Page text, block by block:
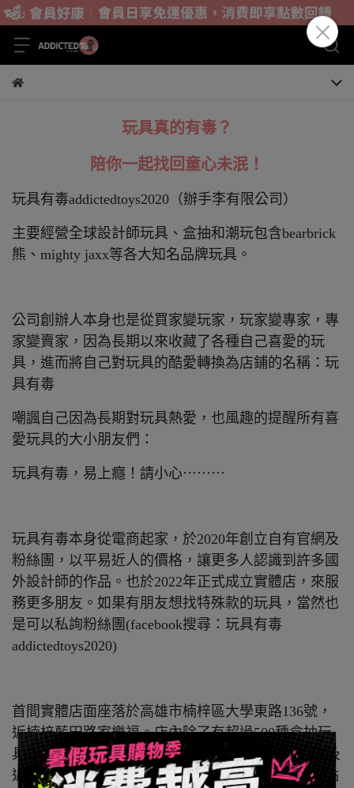
玩具真的有毒？
陪你一起找回童心未泯！
玩具有毒addictedtoys2020（辦手李有限公司）
主要經營全球設計師玩具、盒抽和潮玩包含bearbrick
熊、mighty jaxx等各大知名品牌玩具。
公司創辦人本身也是從買家變玩家，玩家變專家，專
家變賣家，因為長期以來收藏了各種自己喜愛的玩
具，進而將自己對玩具的酷愛轉換為店鋪的名稱：玩
具有毒
嘲諷自己因為長期對玩具熱愛，也風趣的提醒所有喜
愛玩具的大小朋友們：
玩具有毒，易上癮！請小心⋯⋯⋯
玩具有毒本身從電商起家，於2020年創立自有官網及
粉絲團，以平易近人的價格，讓更多人認識到許多國
外設計師的作品。也於2022年正式成立實體店，來服
務更多朋友。如果有朋友想找特殊款的玩具，當然也
是可以私詢粉絲團(facebook搜尋：玩具有毒
addictedtoys2020)
首間實體店面座落於高雄市楠梓區大學東路136號，
近楠梓藍田路家樂福。店內除了有超過500種盒抽玩
具外，還有許多國內外設計師作品包含mighty jaxx 及
近期非常火紅的庫伯力克熊。不管是想在家中添加點